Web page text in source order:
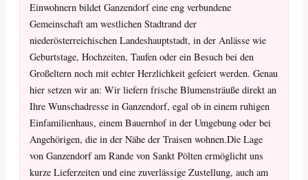
Einwohnern bildet Ganzendorf eine eng verbundene
Gemeinschaft am westlichen Stadtrand der
niederösterreichischen Landeshauptstadt, in der Anlässe wie
Geburtstage, Hochzeiten, Taufen oder ein Besuch bei den
Großeltern noch mit echter Herzlichkeit gefeiert werden. Genau
hier setzen wir an: Wir liefern frische Blumensträuße direkt an
Ihre Wunschadresse in Ganzendorf, egal ob in einem ruhigen
Einfamilienhaus, einem Bauernhof in der Umgebung oder bei
Angehörigen, die in der Nähe der Traisen wohnen.Die Lage
von Ganzendorf am Rande von Sankt Pölten ermöglicht uns
kurze Lieferzeiten und eine zuverlässige Zustellung, auch am